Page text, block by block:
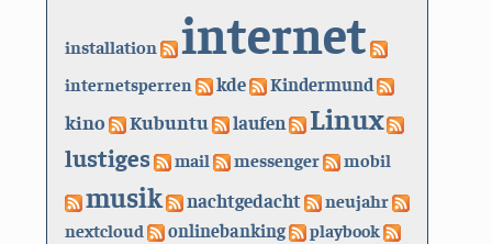
installation internet
internetsperren kde Kindermund
kino Kubuntu laufen Linux
lustiges mail messenger mobil
musik nachtgedacht neujahr
nextcloud onlinebanking playbook